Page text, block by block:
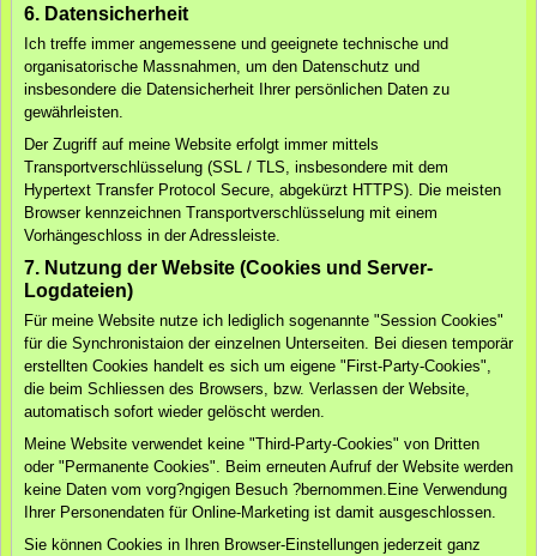
6. Datensicherheit
Ich treffe immer angemessene und geeignete technische und
organisatorische Massnahmen, um den Datenschutz und
insbesondere die Datensicherheit Ihrer persönlichen Daten zu
gewährleisten.
Der Zugriff auf meine Website erfolgt immer mittels
Transportverschlüsselung (SSL / TLS, insbesondere mit dem
Hypertext Transfer Protocol Secure, abgekürzt HTTPS). Die meisten
Browser kennzeichnen Transportverschlüsselung mit einem
Vorhängeschloss in der Adressleiste.
7. Nutzung der Website (Cookies und Server-
Logdateien)
Für meine Website nutze ich lediglich sogenannte "Session Cookies"
für die Synchronistaion der einzelnen Unterseiten. Bei diesen temporär
erstellten Cookies handelt es sich um eigene "First-Party-Cookies",
die beim Schliessen des Browsers, bzw. Verlassen der Website,
automatisch sofort wieder gelöscht werden.
Meine Website verwendet keine "Third-Party-Cookies" von Dritten
oder "Permanente Cookies". Beim erneuten Aufruf der Website werden
keine Daten vom vorg?ngigen Besuch ?bernommen.Eine Verwendung
Ihrer Personendaten für Online-Marketing ist damit ausgeschlossen.
Sie können Cookies in Ihren Browser-Einstellungen jederzeit ganz